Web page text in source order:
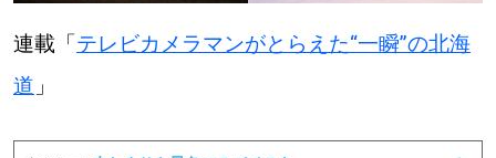
連載「テレビカメラマンがとらえた“一瞬”の北海
道 」